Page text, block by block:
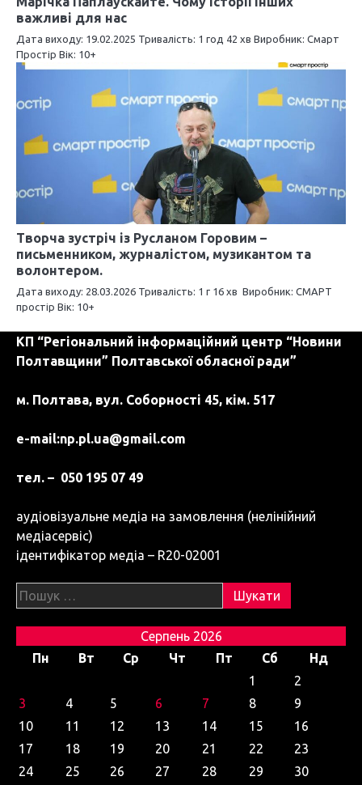
важливі для нас
Дата виходу: 19.02.2025 Тривалість: 1 год 42 хв Виробник: Смарт
Простір Вік: 10+
Творча зустріч із Русланом Горовим –
письменником, журналістом, музикантом та
волонтером.
Дата виходу: 28.03.2026 Тривалість: 1 г 16 хв Виробник: СМАРТ
простір Вік: 10+
КП “Регіональний інформаційний центр “Новини
Полтавщини” Полтавської обласної ради”
м. Полтава, вул. Соборності 45, кім. 517
e-mail:np.pl.ua@gmail.com
тел. – 050 195 07 49
аудіовізуальне медіа на замовлення (нелінійний
медіасервіс)
ідентифікатор медіа – R20-02001
Пошук:
Серпень 2026
Пн
Вт Ср Чт Пт Сб
Нд
1
2
3
4 5 6 7 8
9
10
11 12 13 14 15
16
17
18 19 20 21 22
23
24
25 26 27 28 29
30